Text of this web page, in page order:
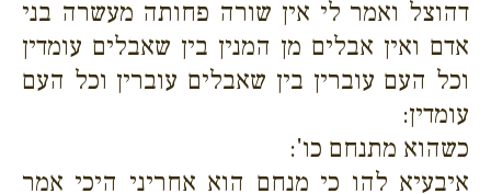
דהוצל ואמר לי אין שורה פחותה מעשרה בני
אדם ואין אבלים מן המנין בין שאבלים עומדין
וכל העם עוברין בין שאבלים עוברין וכל העם
עומדין:
כשהוא מתנחם כו':
איבעיא להו כי מנחם הוא אחריני היכי אמר